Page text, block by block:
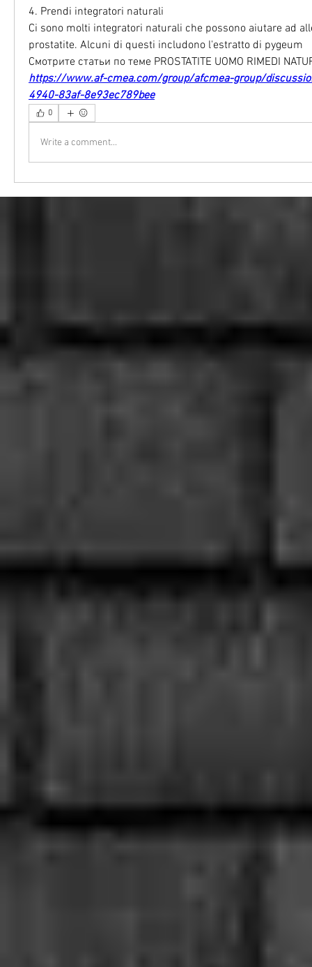
4. Prendi integratori naturali
Ci sono molti integratori naturali che possono aiutare ad
prostatite. Alcuni di questi includono l'estratto di pygeum
Смотрите статьи по теме PROSTATITE UOMO RIMEDI
https://www.af-cmea.com/group/afcmea-group/
4940-83af-8e93ec789bee
0
Write a comment...